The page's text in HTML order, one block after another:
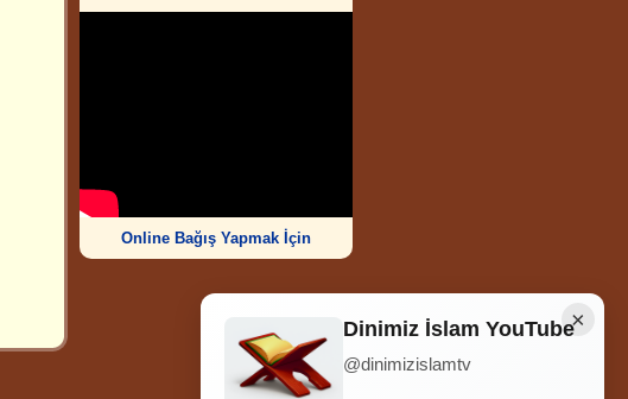
Online Bağış Yapmak İçin
Ziyaretçi Sayısı
252.005.407
×
Dinimiz İslam YouTube
@dinimizislamtv